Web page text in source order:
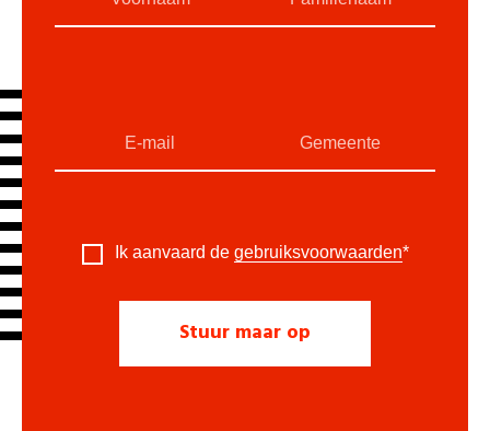
Ik aanvaard de gebruiksvoorwaarden*